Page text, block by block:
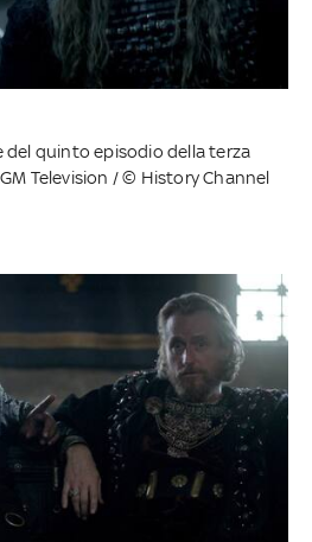
del quinto episodio della terza
Television / © History Channel